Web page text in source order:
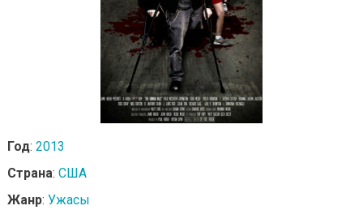
Год: 2013
Страна: США
Жанр: Ужасы